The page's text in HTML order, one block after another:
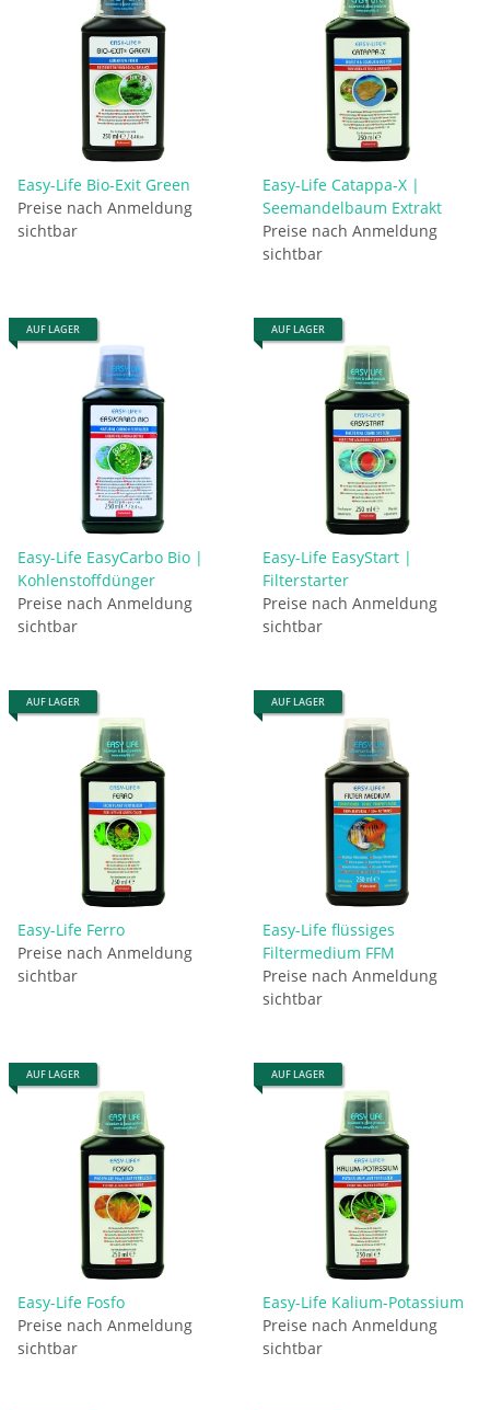
Easy-Life Bio-Exit Green
Preise nach Anmeldung
sichtbar
Easy-Life Catappa-X |
Seemandelbaum Extrakt
Preise nach Anmeldung
sichtbar
AUF LAGER
Easy-Life EasyCarbo Bio |
Kohlenstoffdünger
Preise nach Anmeldung
sichtbar
AUF LAGER
Easy-Life EasyStart |
Filterstarter
Preise nach Anmeldung
sichtbar
AUF LAGER
Easy-Life Ferro
Preise nach Anmeldung
sichtbar
AUF LAGER
Easy-Life flüssiges
Filtermedium FFM
Preise nach Anmeldung
sichtbar
AUF LAGER
Easy-Life Fosfo
Preise nach Anmeldung
sichtbar
AUF LAGER
Easy-Life Kalium-Potassium
Preise nach Anmeldung
sichtbar